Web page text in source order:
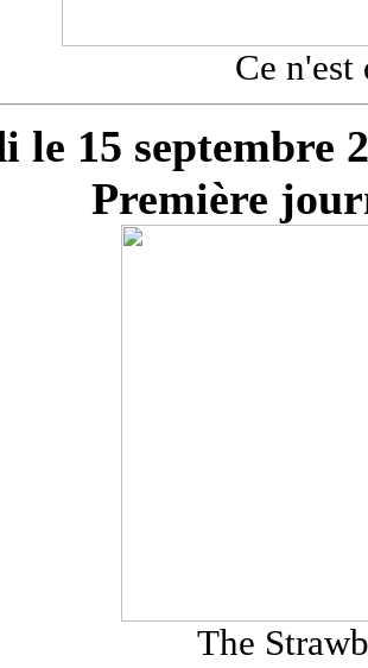
Ce
le 15 septembre
Première
The